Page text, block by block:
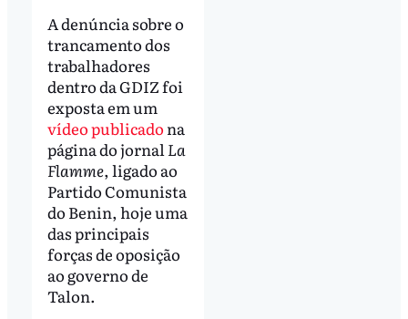
A denúncia sobre o
trancamento dos
trabalhadores
dentro da GDIZ foi
exposta em um
vídeo publicado na
página do jornalLa
Flamme, ligado ao
Partido Comunista
do Benin, hoje uma
das principais
forças de oposição
ao governo de
Talon.